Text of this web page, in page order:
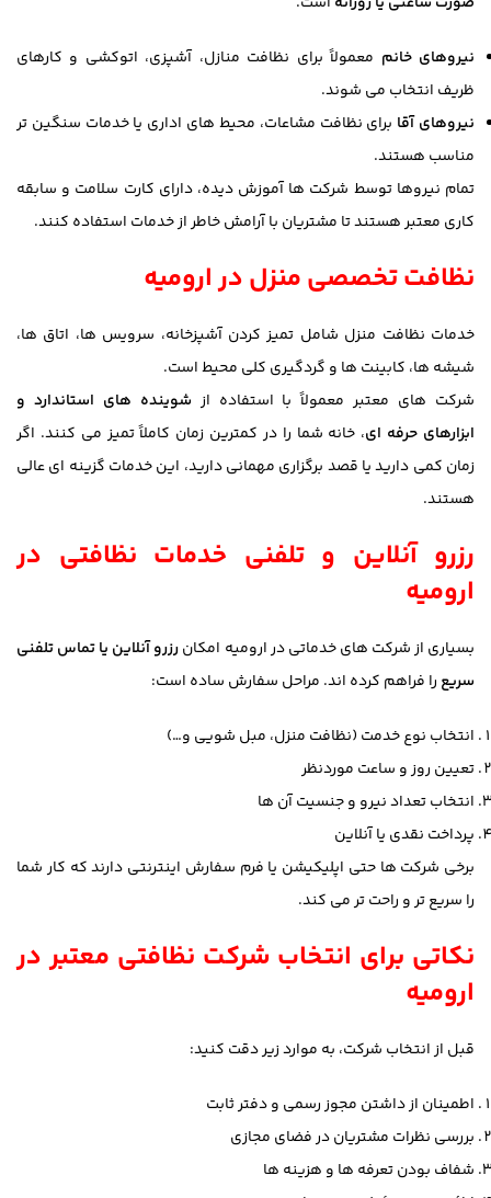
نیروهای خانم معمولاً برای نظافت منازل، آشپزی، اتوکشی و کارهای
ظریف انتخاب می شوند.
نیروهای آقا برای نظافت مشاعات، محیط های اداری یا خدمات سنگین تر
مناسب هستند.
تمام نیروها توسط شرکت ها آموزش دیده، دارای کارت سلامت و سابقه
کاری معتبر هستند تا مشتریان با آرامش خاطر از خدمات استفاده کنند.
نظافت تخصصی منزل در ارومیه
خدمات نظافت منزل شامل تمیز کردن آشپزخانه، سرویس ها، اتاق ها،
شیشه ها، کابینت ها و گردگیری کلی محیط است.
شرکت های معتبر معمولاً با استفاده از شوینده های استاندارد و
ابزارهای حرفه ای، خانه شما را در کمترین زمان کاملاً تمیز می کنند. اگر
زمان کمی دارید یا قصد برگزاری مهمانی دارید، این خدمات گزینه ای عالی
هستند.
رزرو آنلاین و تلفنی خدمات نظافتی در
ارومیه
بسیاری از شرکت های خدماتی در ارومیه امکانرزرو آنلاین یا تماس تلفنی
سریع را فراهم کرده اند. مراحل سفارش ساده است:
انتخاب نوع خدمت (نظافت منزل، مبل شویی و…)
تعیین روز و ساعت موردنظر
انتخاب تعداد نیرو و جنسیت آن ها
پرداخت نقدی یا آنلاین
برخی شرکت ها حتی اپلیکیشن یا فرم سفارش اینترنتی دارند که کار شما
را سریع تر و راحت تر می کند.
نکاتی برای انتخاب شرکت نظافتی معتبر در
ارومیه
قبل از انتخاب شرکت، به موارد زیر دقت کنید:
اطمینان از داشتن مجوز رسمی و دفتر ثابت
بررسی نظرات مشتریان در فضای مجازی
شفاف بودن تعرفه ها و هزینه ها